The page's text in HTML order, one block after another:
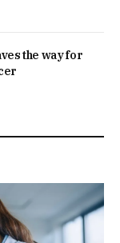
the way for